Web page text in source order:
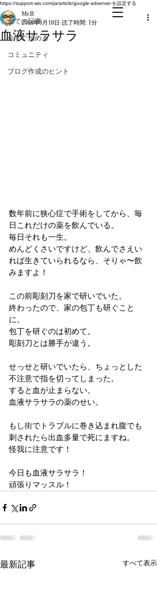
https://support.wix.com/ja/article/google-adsense-を設定する
全ての記事
今すぐ始める
コミュニティ
ブログ作成のヒント
血液サラサラ
Mr.B
2019年6月18日 読了時間: 1分
数年前に狭心症で手術をしてから、毎
日これだけの薬を飲んでいる。
毎日それも一生。
めんどくさいですけど、飲んでさえい
れば生きていられるなら、そりゃ〜飲
みますよ！
この前彫刻刀を家で研いでいた。
終わったので、家の包丁も研ぐこと
に。
包丁を研ぐのは初めて。
彫刻刀とは勝手が違う。
せっせと研いでいたら、ちょっとした
不注意で指を切ってしまった。
すると血が止まらない。
血液サラサラの薬のせい。
もし街でトラブルに巻き込まれ腹でも
刺されたら出血多量で死にますね。
怪我に注意です！
今日も血液サラサラ！
頑張りマッスル！
最新記事 すべて表示